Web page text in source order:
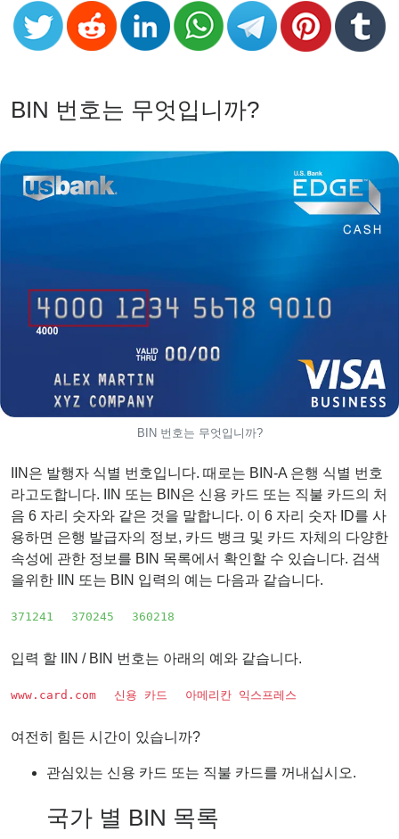
BIN
Checker
CC
from
Banks
Credit
Card
Random
Credit
Card
Generate
Credit
Card
from
BIN
Credit
Checker
What
My
Address
BIN 번호는 무엇입니까?
BIN 번호는 무엇입니까?
IIN은 발행자 식별 번호입니다. 때로는 BIN-A 은행 식별 번호
라고도합니다. IIN 또는 BIN은 신용 카드 또는 직불 카드의 처
음 6 자리 숫자와 같은 것을 말합니다. 이 6 자리 숫자 ID를 사
용하면 은행 발급자의 정보, 카드 뱅크 및 카드 자체의 다양한
속성에 관한 정보를 BIN 목록에서 확인할 수 있습니다. 검색
을위한 IIN 또는 BIN 입력의 예는 다음과 같습니다.
371241 370245 360218
입력 할 IIN / BIN 번호는 아래의 예와 같습니다.
www.card.com 신용 카드 아메리칸 익스프레스
여전히 힘든 시간이 있습니까?
관심있는 신용 카드 또는 직불 카드를 꺼내십시오.
국가 별 BIN 목록